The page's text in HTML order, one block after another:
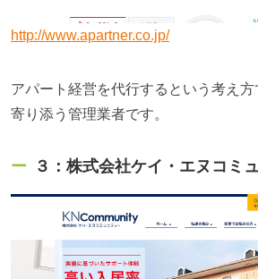
http://www.apartner.co.jp/
アパート経営を代行するという考え
寄り添う管理業者です。
３：株式会社ケイ・エヌコミ